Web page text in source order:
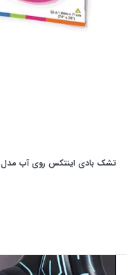
تشک بادی اینتکس روی آب مدل 59895